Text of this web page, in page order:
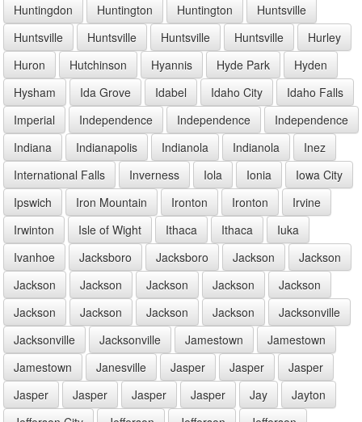
Huntingdon
Huntington Huntington
Huntsville
Huntsville
Huntsville Huntsville Huntsville
Hurley
Huron
Hutchinson Hyannis Hyde Park
Hyden
Hysham
Ida Grove Idabel Idaho City
Idaho Falls
Imperial
Independence Independence
Independence
Indiana
Indianapolis Indianola Indianola
Inez
International Falls
Inverness Iola Ionia
Iowa City
Ipswich
Iron Mountain Ironton Ironton
Irvine
Irwinton
Isle of Wight Ithaca Ithaca
Iuka
Ivanhoe
Jacksboro Jacksboro Jackson
Jackson
Jackson
Jackson Jackson Jackson
Jackson
Jackson
Jackson Jackson Jackson
Jacksonville
Jacksonville
Jacksonville Jamestown
Jamestown
Jamestown
Janesville Jasper Jasper
Jasper
Jasper
Jasper Jasper Jasper Jay
Jayton